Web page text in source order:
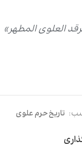
العلوی المطهر»
تاریخ حرم علوی